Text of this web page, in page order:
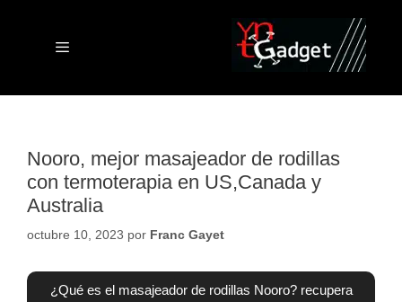
contenido
Menú
Nooro, mejor masajeador de rodillas
con termoterapia en US,Canada y
Australia
octubre 10, 2023 por Franc Gayet
¿Qué es el masajeador de rodillas Nooro? recupera